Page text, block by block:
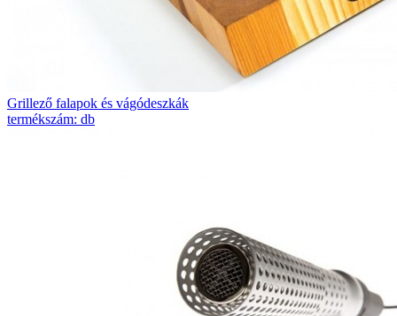
Grillező falapok és vágódeszkák
termékszám: db